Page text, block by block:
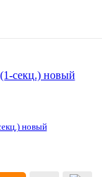
новый